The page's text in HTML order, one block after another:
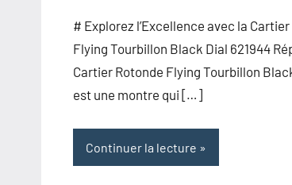
# Explorez l’Excellence avec la
Flying Tourbillon Black Dial 621944
Cartier Rotonde Flying Tourbillon
est une montre qui […]
Continuer la lecture